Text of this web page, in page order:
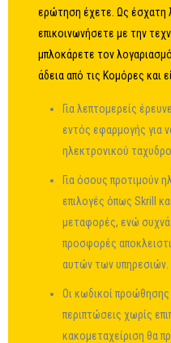
ερώτηση έχετε. Ως έσχατη
επικοινωνήσετε με την
μπλοκάρετε τον
άδεια από τις Κομόρες και
Για λεπτομερείς
εντός εφαρμογής για
ηλεκτρονικού
Για όσους προτιμούν
επιλογές όπως Skrill
μεταφορές, ενώ συχνά
προσφορές
αυτών των υπηρεσιών.
Οι κωδικοί προώθησης
περιπτώσεις χωρίς
κακομεταχείριση θα